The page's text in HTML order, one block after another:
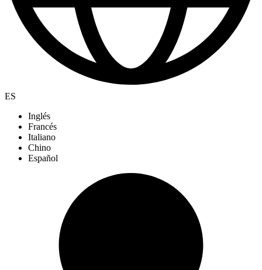
ES
Inglés
Francés
Italiano
Chino
Español